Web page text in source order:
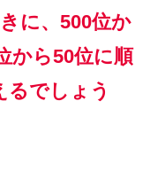
に、500位か
から50位に順
るでしょう